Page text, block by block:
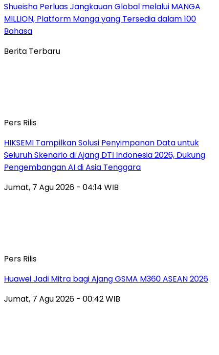
Shueisha Perluas Jangkauan Global melalui MANGA
MILLION, Platform Manga yang Tersedia dalam 100
Bahasa
Berita Terbaru
Pers Rilis
HIKSEMI Tampilkan Solusi Penyimpanan Data untuk
Seluruh Skenario di Ajang DTI Indonesia 2026, Dukung
Pengembangan AI di Asia Tenggara
Jumat, 7 Agu 2026 - 04:14 WIB
Pers Rilis
Huawei Jadi Mitra bagi Ajang GSMA M360 ASEAN 2026
Jumat, 7 Agu 2026 - 00:42 WIB